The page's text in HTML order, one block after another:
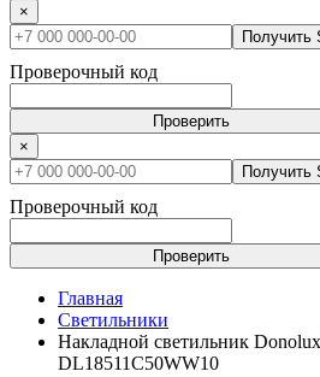
×
Получить
Проверочный код
Проверить
×
Получить
Проверочный код
Проверить
Главная
Светильники
Накладной светильник
DL18511C50WW10